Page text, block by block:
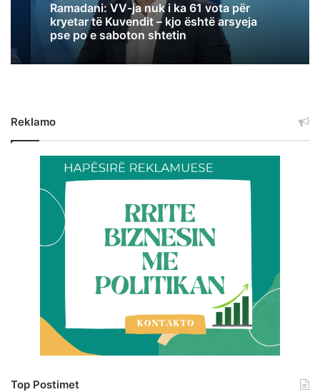
Ramadani: VV-ja nuk i ka 61 vota për
kryetar të Kuvendit – kjo është arsyeja
pse po e saboton shtetin
Reklamo
Top Postimet